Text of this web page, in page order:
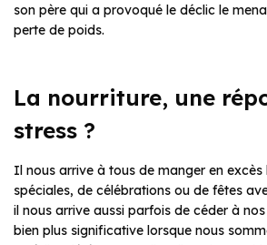
son père qui a provoqué le déclic le
perte de poids.
La nourriture, une
stress ?
Il nous arrive à tous de manger en excès
spéciales, de célébrations ou de fêtes
il nous arrive aussi parfois de céder à
bien plus significative lorsque nous